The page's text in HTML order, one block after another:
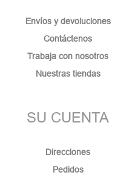
Envíos y devoluciones
Contáctenos
Trabaja con nosotros
Nuestras tiendas
SU CUENTA
Direcciones
Pedidos